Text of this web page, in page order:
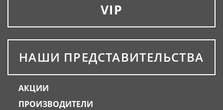
VIP
НАШИ ПРЕДСТАВИТЕЛЬСТВА
АКЦИИ
ПРОИЗВОДИТЕЛИ